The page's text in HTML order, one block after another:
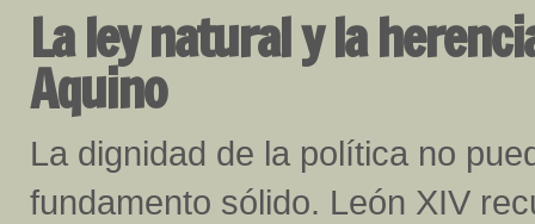
La ley natural y la
Aquino
La dignidad de la política no
fundamento sólido. León XIV